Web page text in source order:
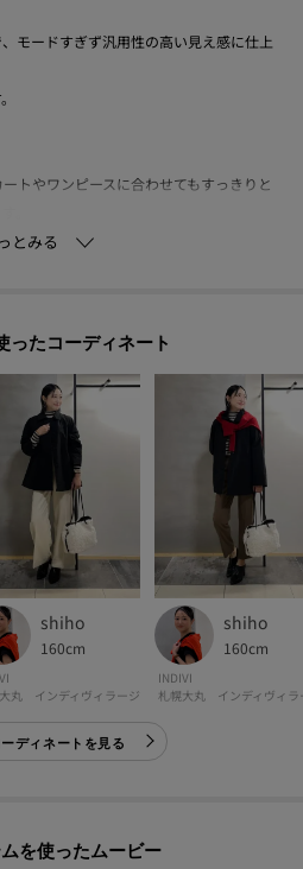
モードすぎず汎用性の高い見え感に仕上
トやワンピースに合わせてもすっきりと
る「ハートマーク」を
状況をメルマガにてお知らせ♪
ックでき、
れる♪
-・-・-・-・-・-・-・-・-・-
味が違って見える場合があります。また、
った
shiho
160cm
丸 インディヴィラージ
shiho
160cm
INDIVI
札幌大丸 インディヴィラ
ディネートを見る
を使ったムービー